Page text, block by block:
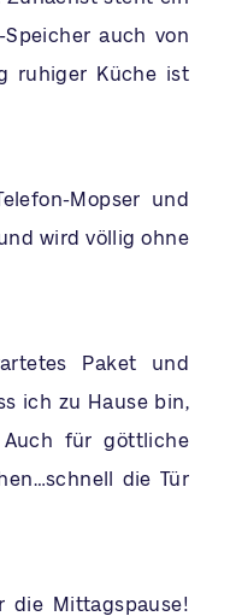
auch von
ruhiger Küche ist
Mopser und
wird völlig ohne
Paket und
ich zu Hause bin,
Auch für göttliche
die Tür
die Mittagspause!